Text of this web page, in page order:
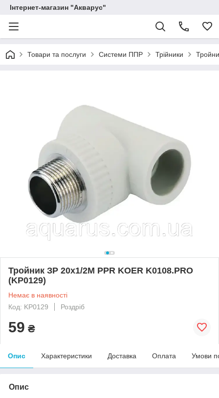
Інтернет-магазин "Акварус"
Товари та послуги Системи ППР Трійники
Тройник ЗР 20x1/2M PPR KOER K0108.PRO
(KP0129)
Немає в наявності
Код: KP0129
Роздріб
59 ₴
Опис Характеристики Доставка Оплата Умови
Опис